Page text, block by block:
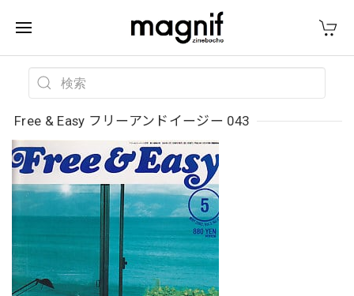
Free & Easy フリーアンドイージー 043